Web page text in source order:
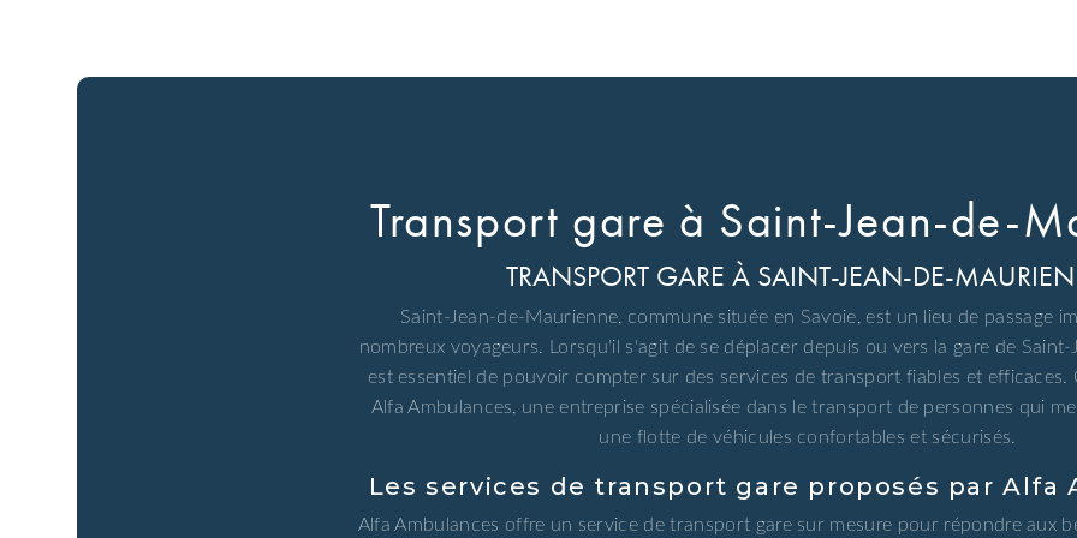
Transport gare à Saint-Jean-de-
TRANSPORT GARE À SAINT-JEAN-DE-
Saint-Jean-de-Maurienne, commune située en Savoie, est un lieu de passage
nombreux voyageurs. Lorsqu'il s'agit de se déplacer depuis ou vers la gare de
est essentiel de pouvoir compter sur des services de transport fiables et efficaces.
Alfa Ambulances, une entreprise spécialisée dans le transport de personnes qui
une flotte de véhicules confortables et sécurisés.
Les services de transport gare proposés par Alfa
Alfa Ambulances offre un service de transport gare sur mesure pour répondre aux